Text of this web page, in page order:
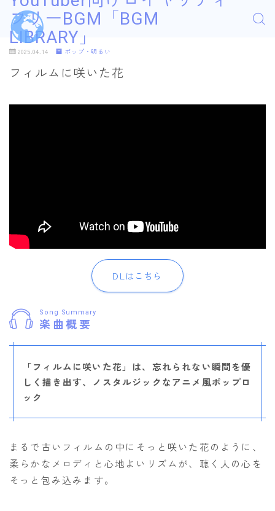
フリーBGM「BGM
LIBRARY」
2025.04.14 ポップ・明るい
フィルムに咲いた花
DLはこちら
Song Summary
楽曲概要
「フィルムに咲いた花」は、忘れられない瞬間を優
しく描き出す、ノスタルジックなアニメ風ポップロ
ック
まるで古いフィルムの中にそっと咲いた花のように、
柔らかなメロディと心地よいリズムが、聴く人の心を
そっと包み込みます。